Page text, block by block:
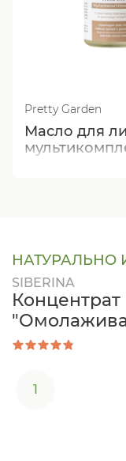
Pretty Garden
Масло для
НАТУРАЛЬНО
SIBERINA
1